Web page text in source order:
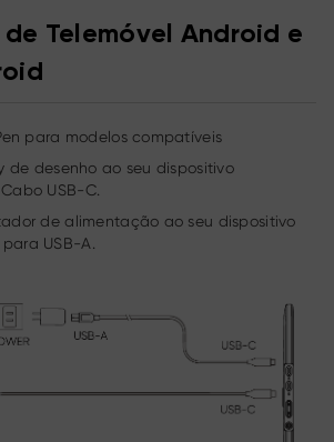
Telemóvel Android e
para modelos compatíveis
de desenho ao seu dispositivo
USB-C.
de alimentação ao seu dispositivo
USB-A.